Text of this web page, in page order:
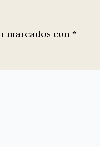
marcados con *